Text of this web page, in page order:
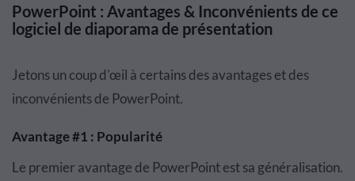
PowerPoint : Avantages & Inconvénients de ce
logiciel de diaporama de présentation
Jetons un coup d'œil à certains des avantages et des
inconvénients de PowerPoint.
Avantage #1 : Popularité
Le premier avantage de PowerPoint est sa généralisation.